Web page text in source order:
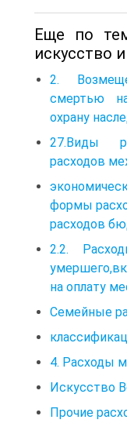
Еще по
искусство
2.
смертью
охрану
27.Виды
расходов
формы
расходов
2.2.
на оплату
Семейные
4. Расходы
Искусство
Прочие